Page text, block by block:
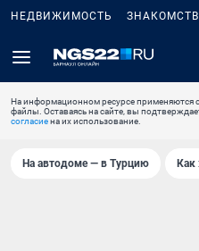
НЕДВИЖИМОСТЬ
На информационном ресурсе применяются
файлы. Оставаясь на сайте, вы
согласиена их использование.
На автодоме — в Турцию Как